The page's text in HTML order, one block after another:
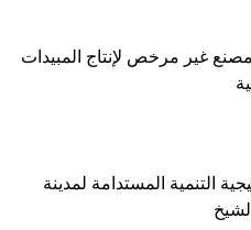
غير مرخص لإنتاج المبيدات
التنمية المستدامة لمدينة